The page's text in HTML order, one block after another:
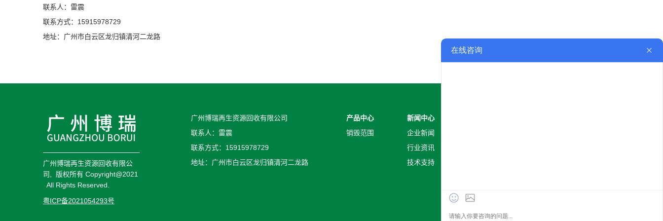
联系人：雷震
联系方式：15915978729
地址：广州市白云区龙归镇清河二龙路
广州博瑞再生资源回收有限公
司, 版权所有 Copyright@2021
All Rights Reserved.
粤ICP备2021054293号
广州博瑞再生资源回收有限公司
联系人：雷震
联系方式：15915978729
地址：广州市白云区龙归镇清河二龙路
产品中心
销毁范围
新闻中心
企业新闻
行业资讯
技术支持